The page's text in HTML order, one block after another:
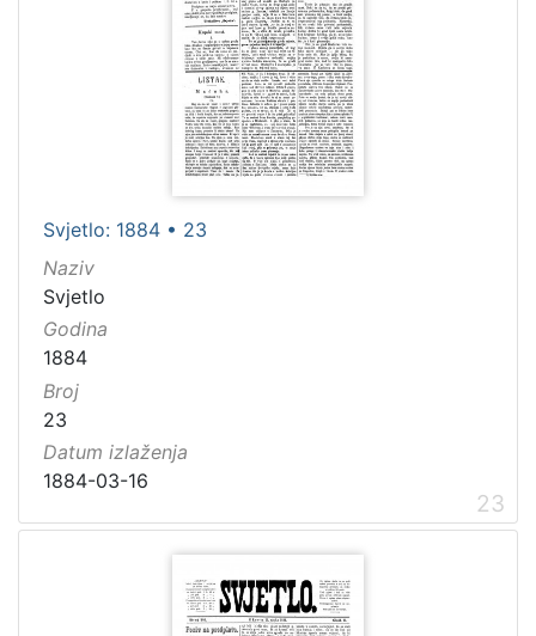
Svjetlo: 1884 • 23
Naziv
Svjetlo
Godina
1884
Broj
23
Datum izlaženja
1884-03-16
23